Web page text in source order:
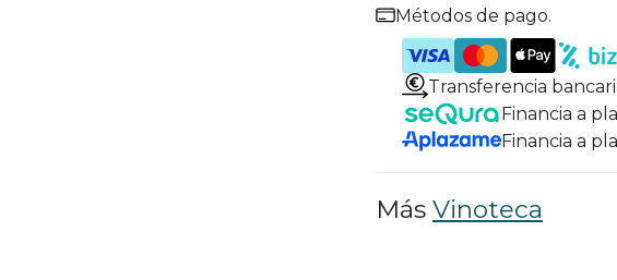
Métodos de pago.
Transferencia
Financia a
Financia a
Más Vinoteca